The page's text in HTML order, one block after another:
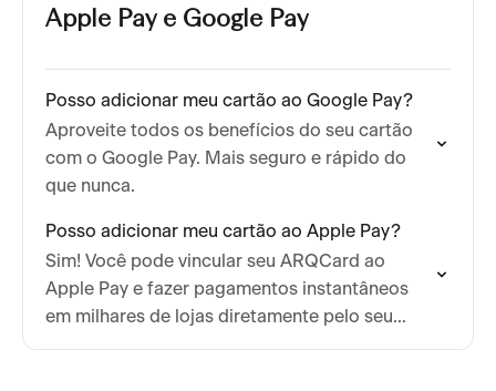
Apple Pay e Google Pay
Posso adicionar meu cartão ao Google Pay?
Aproveite todos os benefícios do seu cartão
com o Google Pay. Mais seguro e rápido do
que nunca.
Posso adicionar meu cartão ao Apple Pay?
Sim! Você pode vincular seu ARQCard ao
Apple Pay e fazer pagamentos instantâneos
em milhares de lojas diretamente pelo seu